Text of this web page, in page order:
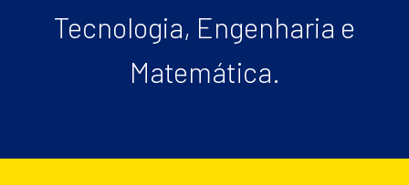
Tecnologia, Engenharia e
Matemática.